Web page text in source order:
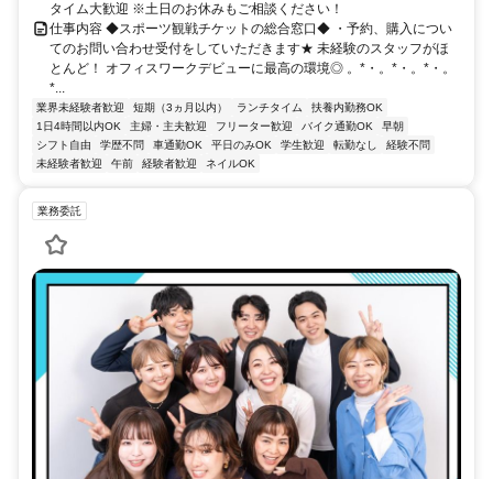
タイム大歓迎 ※土日のお休みもご相談ください！
仕事内容 ◆スポーツ観戦チケットの総合窓口◆ ・予約、購入につい
てのお問い合わせ受付をしていただきます★ 未経験のスタッフがほ
とんど！ オフィスワークデビューに最高の環境◎ 。*・。*・。*・。
*...
業界未経験者歓迎 短期（3ヵ月以内） ランチタイム
扶養内勤務OK
1日4時間以内OK
主婦・主夫歓迎 フリーター歓迎 バイク通勤OK
早朝
シフト自由
学歴不問 車通勤OK 平日のみOK 学生歓迎 転勤なし
経験不問
未経験者歓迎
午前 経験者歓迎 ネイルOK
業務委託